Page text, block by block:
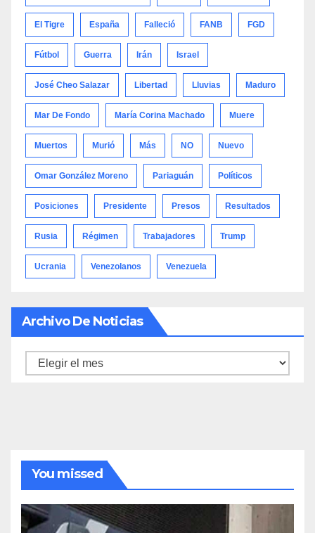
El Tigre España Falleció FANB FGD
Fútbol Guerra Irán Israel
José Cheo Salazar Libertad Lluvias Maduro
Mar De Fondo María Corina Machado Muere
Muertos Murió Más NO Nuevo
Omar González Moreno Pariaguán Políticos
Posiciones Presidente Presos Resultados
Rusia Régimen Trabajadores Trump
Ucrania Venezolanos Venezuela
Archivo De Noticias
Archivo
You missed